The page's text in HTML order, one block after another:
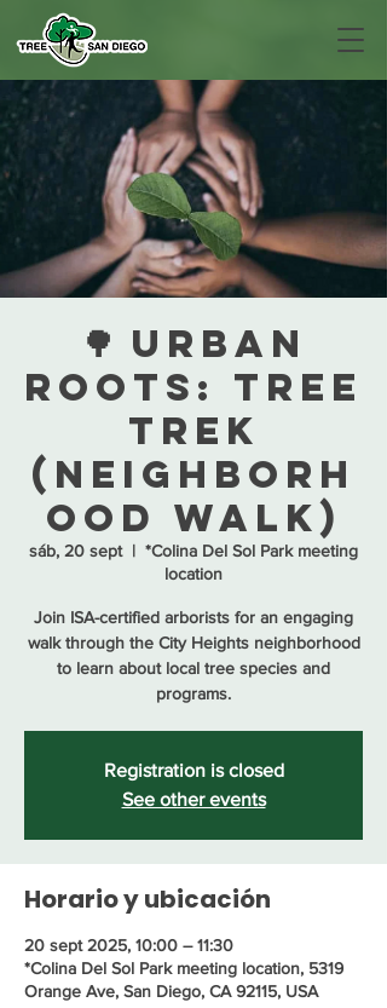
🌳 Urban
Roots: Tree
Trek
(Neighborh
ood Walk)
sáb, 20 sept
  |
*Colina Del Sol Park meeting
location
Join ISA-certified arborists for an engaging
walk through the City Heights neighborhood
to learn about local tree species and
programs.
Registration is closed
See other events
Horario y ubicación
20 sept 2025, 10:00 – 11:30
*Colina Del Sol Park meeting location, 5319
Orange Ave, San Diego, CA 92115, USA